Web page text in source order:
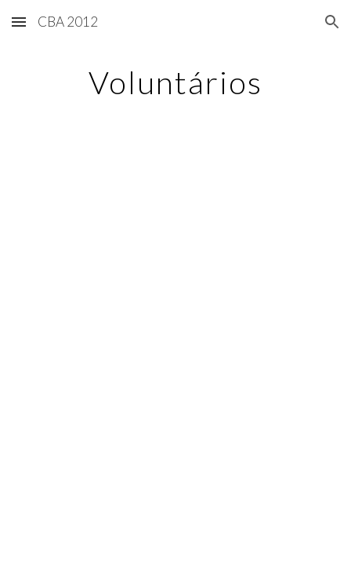
Skip to main content Skip to navigation
CBA 2012
Voluntários